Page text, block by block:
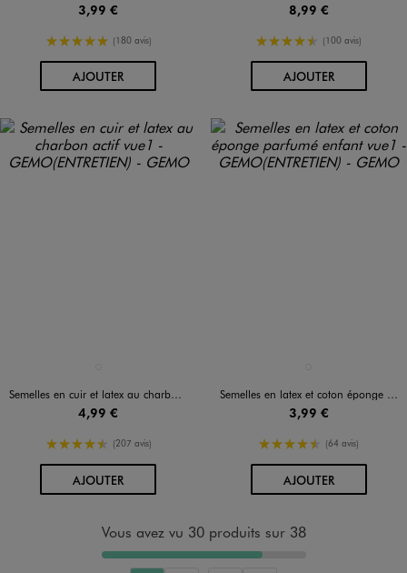
3,99 €
5/5 de moyenne
(180 avis)
AJOUTERAU PANIER
8,99 €
4.5/5 de moyenne
(100 avis)
AJOUTERAU PANIER
Semelles en cuir et latex au charbon actif
4,99 €
4.5/5 de moyenne
(207 avis)
AJOUTERAU PANIER
Semelles en latex et coton éponge parfumé enfant
3,99 €
4.5/5 de moyenne
(64 avis)
AJOUTERAU PANIER
Vous avez vu 30 produits sur 38